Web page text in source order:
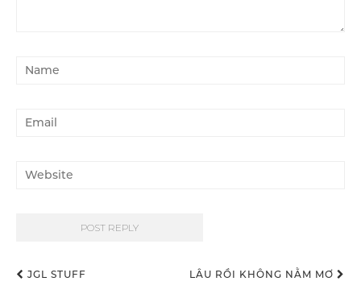
JGL STUFF LÂU RỒI KHÔNG NẰM MƠ